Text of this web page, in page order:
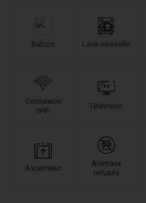
Balcon Lave-vaisselle
Connexion
WIFI
Télévision
Ascenseur
Animaux
refusés